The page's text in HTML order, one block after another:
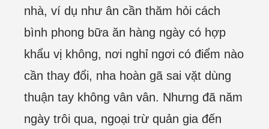
nhà, ví dụ như ân cần thăm hỏi cách
bình phong bữa ăn hàng ngày có hợp
khẩu vị không, nơi nghỉ ngơi có điểm nào
cần thay đổi, nha hoàn gã sai vặt dùng
thuận tay không vân vân. Nhưng đã năm
ngày trôi qua, ngoại trừ quản gia đến